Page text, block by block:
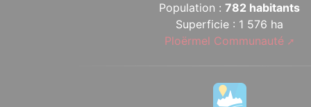
Population :782 habitants
Superficie : 1 576 ha
Ploërmel Communauté